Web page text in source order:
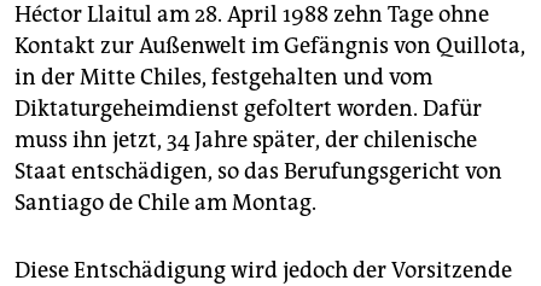
epaper login
Héctor Llaitul am 28. April 1988 zehn Tage ohne
Kontakt zur Außenwelt im Gefängnis von Quillota,
in der Mitte Chiles, festgehalten und vom
Diktaturgeheimdienst gefoltert worden. Dafür
muss ihn jetzt, 34 Jahre später, der chilenische
Staat entschädigen, so das Berufungsgericht von
Santiago de Chile am Montag.
Diese Entschädigung wird jedoch der Vorsitzende